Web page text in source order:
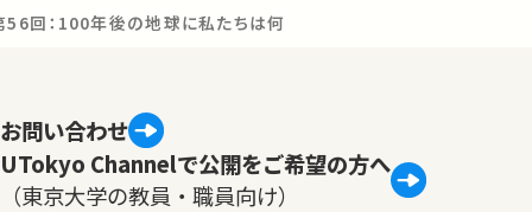
56回：100年後の地球に私たちは何ができるか -農学部発の新し
お問い合わせ
UTokyo Channelで公開をご希望の方へ
（東京大学の教員・職員向け）